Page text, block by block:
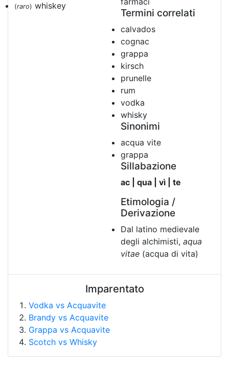
(raro) whiskey
Termini correlati
calvados
cognac
grappa
kirsch
prunelle
rum
vodka
whisky
Sinonimi
acqua vite
grappa
Sillabazione
ac | qua | vì | te
Etimologia /
Derivazione
Dal latino medievale
degli alchimisti, aqua
vitae (acqua di vita)
Imparentato
Vodka vs Acquavite
Brandy vs Acquavite
Grappa vs Acquavite
Scotch vs Whisky